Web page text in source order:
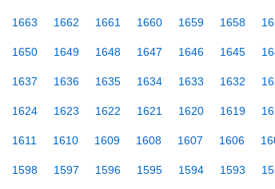
1663 1662 1661 1660 1659 1658
1650 1649 1648 1647 1646 1645
1637 1636 1635 1634 1633 1632
1624 1623 1622 1621 1620 1619
1611 1610 1609 1608 1607 1606
1598 1597 1596 1595 1594 1593